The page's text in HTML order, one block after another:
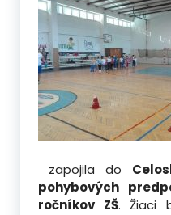
zapojila do
pohybových
ročníkov ZŠ. Žiaci